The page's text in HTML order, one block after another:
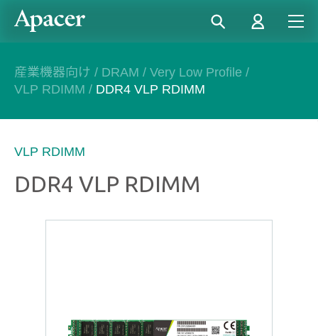
産業機器向け / DRAM / Very Low Profile /
VLP RDIMM / DDR4 VLP RDIMM
VLP RDIMM
DDR4 VLP RDIMM